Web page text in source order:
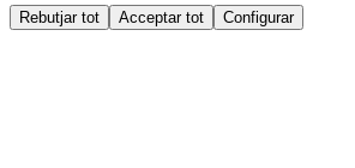
Rebutjar tot Acceptar tot Configurar